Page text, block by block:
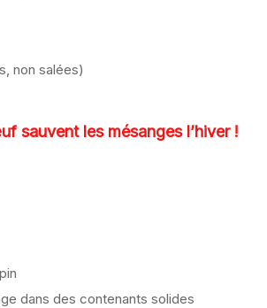
non salées)
sauvent les mésanges l’hiver !
dans des contenants solides